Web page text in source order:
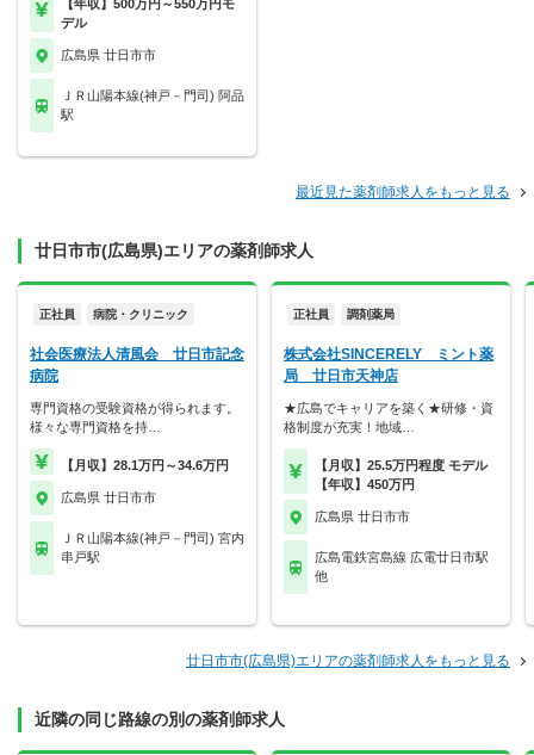
【年収】500万円～550万円モ
デル
広島県 廿日市市
ＪＲ山陽本線(神戸－門司) 阿品
駅
最近見た薬剤師求人をもっと見る
廿日市市(広島県)エリアの薬剤師求人
正社員 病院・クリニック
社会医療法人清風会 廿日市記念
病院
専門資格の受験資格が得られます。
様々な専門資格を持…
【月収】28.1万円～34.6万円
広島県 廿日市市
ＪＲ山陽本線(神戸－門司) 宮内
串戸駅
正社員 調剤薬局
株式会社SINCERELY ミント薬
局 廿日市天神店
★広島でキャリアを築く★研修・資
格制度が充実！地域…
【月収】25.5万円程度 モデル
【年収】450万円
広島県 廿日市市
広島電鉄宮島線 広電廿日市駅
他
廿日市市(広島県)エリアの薬剤師求人をもっと見る
近隣の同じ路線の別の薬剤師求人